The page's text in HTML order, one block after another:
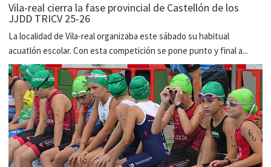
Vila-real cierra la fase provincial de Castellón de los
JJDD TRICV 25-26
La localidad de Vila-real organizaba este sábado su habitual
acuatlón escolar. Con esta competición se pone punto y final a...